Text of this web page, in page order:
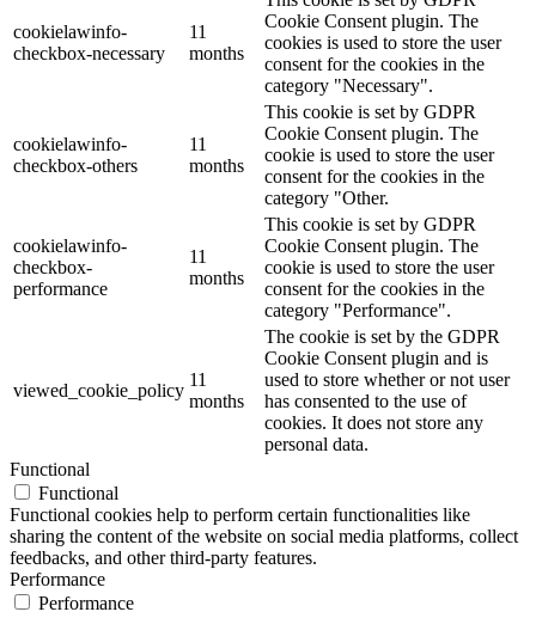
cookielawinfo-
checkbox-necessary
11
months
Cookie Consent plugin. The
cookies is used to store the user
consent for the cookies in the
category "Necessary".
cookielawinfo-
checkbox-others
11
months
This cookie is set by GDPR
Cookie Consent plugin. The
cookie is used to store the user
consent for the cookies in the
category "Other.
cookielawinfo-
checkbox-
performance
11
months
This cookie is set by GDPR
Cookie Consent plugin. The
cookie is used to store the user
consent for the cookies in the
category "Performance".
viewed_cookie_policy
11
months
The cookie is set by the GDPR
Cookie Consent plugin and is
used to store whether or not user
has consented to the use of
cookies. It does not store any
personal data.
Functional
Functional
Functional cookies help to perform certain functionalities like
sharing the content of the website on social media platforms, collect
feedbacks, and other third-party features.
Performance
Performance